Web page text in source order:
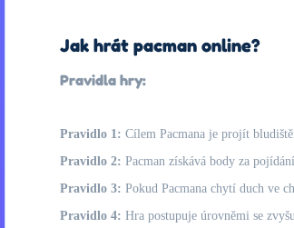
Jak hrát pacman online?
Pravidla hry:
Pravidlo 1: Cílem Pacmana je projít
Pravidlo 2: Pacman získává body za
Pravidlo 3: Pokud Pacmana chytí duch ve
Pravidlo 4: Hra postupuje úrovněmi se